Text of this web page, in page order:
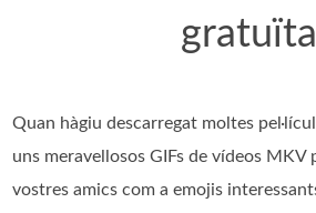
gratuïta
Quan hàgiu descarregat moltes
uns meravellosos GIFs de vídeos MKV
vostres amics com a emojis